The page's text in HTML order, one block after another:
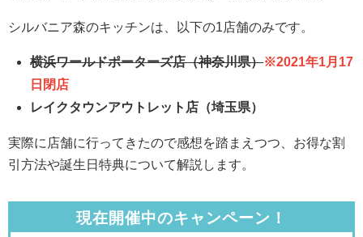
シルバニア森のキッチンは、以下の1店舗のみです。
横浜ワールドポーターズ店（神奈川県）※2021年1月17
日閉店
レイクタウンアウトレット店（埼玉県）
実際に店舗に行ってきたので感想を踏まえつつ、お得な割
引方法や誕生日特典について解説します。
現在開催中のキャンペーン！